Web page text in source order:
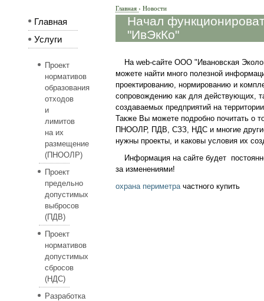
Главная
Услуги
Проект
нормативов
образования
отходов
и
лимитов
на их
размещение
(ПНООЛР)
Проект
предельно
допустимых
выбросов
(ПДВ)
Проект
нормативов
допустимых
сбросов
(НДС)
Разработка
Главная › Новости
Начал
"ИвЭкКо"
На web-сайте ООО "Ивановская
можете найти много полезной
проектированию, нормированию и
сопровождению как для действующих,
создаваемых предприятий на
Также Вы можете подробно почитать о
ПНООЛР, ПДВ, СЗЗ, НДС и многие
нужны проекты, и каковы условия их
Информация на сайте будет
за изменениями!
охрана периметрачастного купить